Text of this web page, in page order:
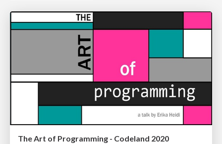
The Art of Programming - Codeland 2020